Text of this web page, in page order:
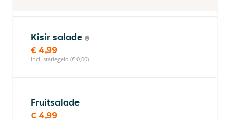
Kisir salade
€ 4,99
incl. statiegeld (€ 0,00)
Fruitsalade
€ 4,99